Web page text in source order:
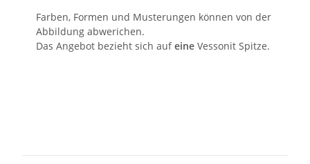
Farben, Formen und Musterungen können von der
Abbildung abwerichen.
Das Angebot bezieht sich aufeine Vessonit Spitze.